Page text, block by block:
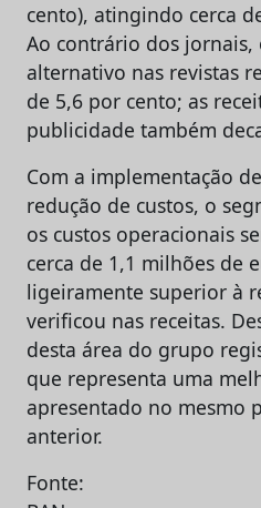
cento), atingindo cerca
Ao contrário dos jornais,
alternativo nas revistas
de 5,6 por cento; as
publicidade também
Com a implementação
redução de custos, o
os custos operacionais
cerca de 1,1 milhões de
ligeiramente superior à
verificou nas receitas.
desta área do grupo
que representa uma
apresentado no mesmo
anterior.
Fonte: